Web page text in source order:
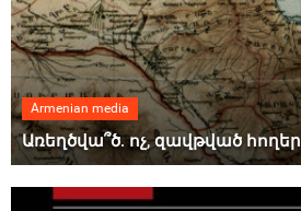
Armenian media
Առեղծվա՞ծ. ոչ, զավթված հողեր